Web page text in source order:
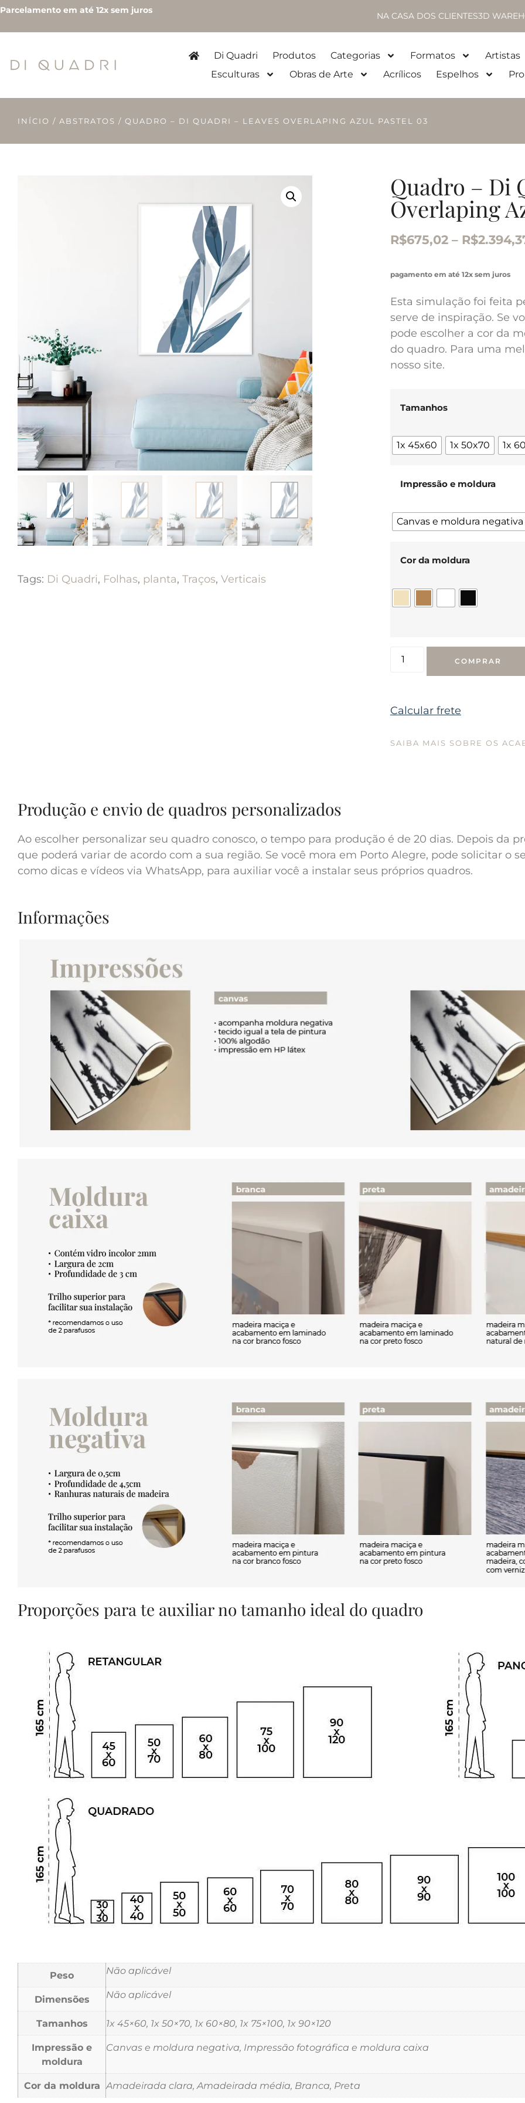
Parcelamento em até 12x sem juros
NA CASA DOS CLIENTES3D
Di Quadri Produtos Categorias Formatos Artistas
Esculturas
Obras de Arte Acrílicos Espelhos
INÍCIO / ABSTRATOS / QUADRO – DI QUADRI – LEAVES OVERLAPING AZUL PASTEL 03
Tags: Di Quadri, Folhas, planta, Traços, Verticais
Quadro – Di
Overlaping
R$675,02 – R$
pagamento em até 12x sem juros
Esta simulação foi feita
serve de inspiração. Se
pode escolher a cor da
do quadro. Para uma
nosso site.
Tamanhos
1x 45x60 1x 50x70 1x
Impressão e moldura
Canvas e moldura negativa
Cor da moldura
COMPRAR
Calcular frete
SAIBA MAIS SOBRE OS
Produção e envio de quadros personalizados
Ao escolher personalizar seu quadro conosco, o tempo para produção é de 20 dias. Depois da
que poderá variar de acordo com a sua região. Se você mora em Porto Alegre, pode solicitar o
como dicas e vídeos via WhatsApp, para auxiliar você a instalar seus próprios quadros.
Informações
Proporções para te auxiliar no tamanho ideal do quadro
Peso Não aplicável
Dimensões Não aplicável
Tamanhos 1x 45×60, 1x 50×70, 1x 60×80, 1x 75×100, 1x 90×120
Impressão e
moldura
Canvas e moldura negativa, Impressão fotográfica e moldura caixa
Cor da moldura Amadeirada clara, Amadeirada média, Branca, Preta